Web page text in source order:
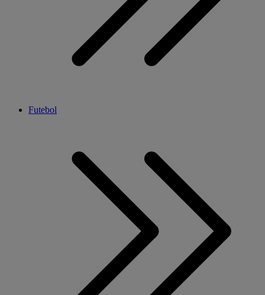
Futebol